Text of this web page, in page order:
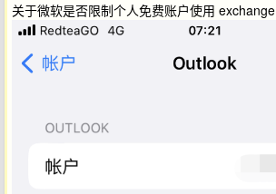
关于微软是否限制个人免费账户使用 exchange